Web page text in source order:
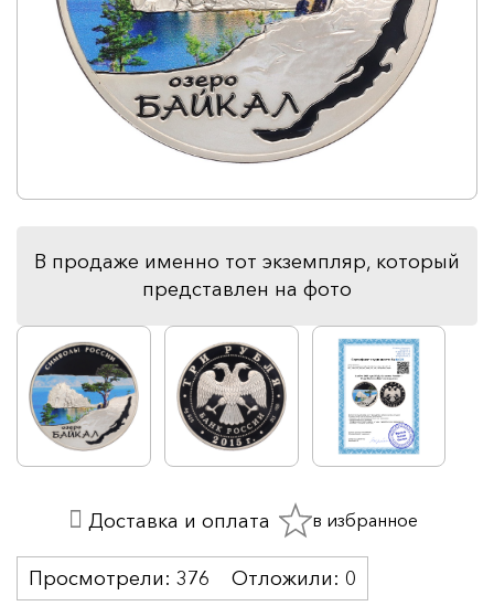
В продаже именно тот экземпляр, который
представлен на фото
Просмотрели: 376 Отложили: 0
Доставка и оплата в избранное